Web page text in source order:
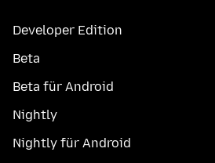
Developer Edition
Beta
Beta für Android
Nightly
Nightly für Android